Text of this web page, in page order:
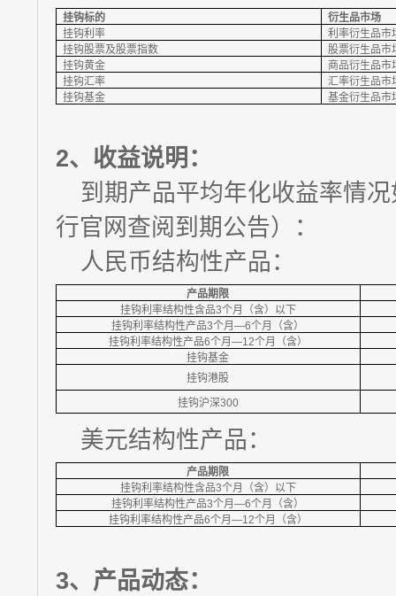
挂钩标的
衍生品市场
挂钩利率
利率衍生品市
挂钩股票及股票指数
股票衍生品市
挂钩黄金
商品衍生品市
挂钩汇率
汇率衍生品市
挂钩基金
基金衍生品市
2、 收益说明：
到期产品平均年化收益率情
行官网查阅到期公告）：
人民币结构性产品：
产品期限
挂钩利率结构性含品3个月（含）以下
挂钩利率结构性产品3个月—6个月（含）
挂钩利率结构性产品6个月—12个月（含）
挂钩基金
挂钩港股
挂钩沪深300
美元结构性产品：
产品期限
挂钩利率结构性含品3个月（含）以下
挂钩利率结构性产品3个月—6个月（含）
挂钩利率结构性产品6个月—12个月（含）
3、 产品动态：